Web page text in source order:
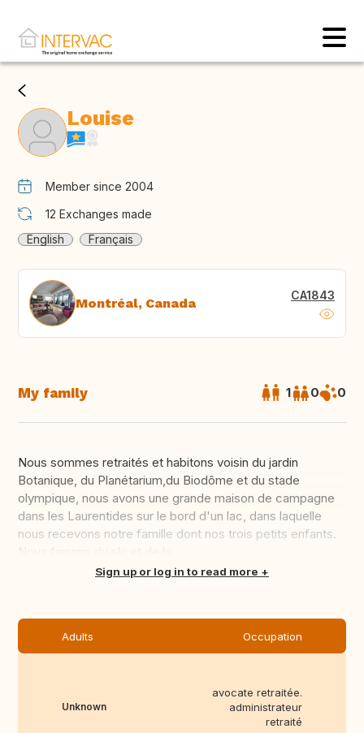
Louise
Member since 2004
12 Exchanges made
English
Français
Montréal, Canada CA1843
My family 1 0 0
Nous sommes retraités et habitons voisin du jardin
Botanique, du Planétarium,du Biodôme et du stade
olympique, nous avons une grande maison de campagne
dans les Laurentides sur le bord d'un lac, dans laquelle
nous recevons notre famille dont nos trois petits enfants.
Translate thisSign up or log in to read more
Adults Occupation
Unknown
avocate retraitée.
administrateur
retraité